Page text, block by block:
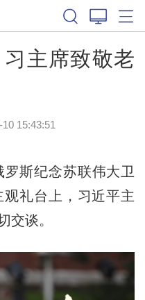
主席致敬老
15:43:51
斯纪念苏联伟大卫
礼台上，习近平主
交谈。